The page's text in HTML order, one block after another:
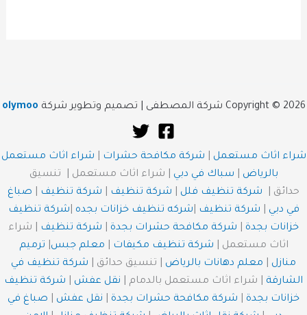
Copyright © 2026 شركة المصطفى | تصميم وتطوير شركة olymoo
شراء اثاث مستعمل شركة مكافحة حشرات
شراء اثاث مستعمل
بالرياض
سباك في دبي | شراء اثاث مستعمل | تنسيق
حدائق | شركة تنظيف فلل شركة تنظيف شركة تنظيف
صباغ
في دبي
شركة تنظيف شركه تنظيف خزانات بجده
شركة تنظيف
خزانات بجدة
شركة مكافحة حشرات بجدة شركة تنظيف
| شراء
اثاث مستعمل | شركة تنظيف مكيفات معلم جبس
ترميم
منازل
معلم دهانات بالرياض | تنسيق حدائق | شركة تنظيف في
الشارقة | شراء اثاث مستعمل بالدمام | نقل عفش
شركة تنظيف
خزانات بجدة
شركة مكافحة حشرات بجدة نقل عفش
صباغ في